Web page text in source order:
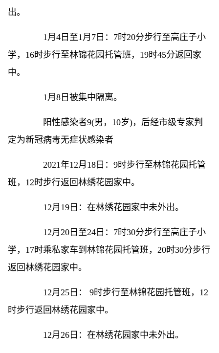
出。
1月4日至1月7日：7时20分步行至高庄子小
学，16时步行至林锦花园托管班，19时45分返回家
中。
1月8日被集中隔离。
阳性感染者9(男，10岁)，后经市级专家判
定为新冠病毒无症状感染者
2021年12月18日：9时步行至林锦花园托管
班，12时步行返回林绣花园家中。
12月19日：在林绣花园家中未外出。
12月20日至24日：7时30分步行至高庄子小
学，17时乘私家车到林锦花园托管班，20时30分步行
返回林绣花园家中。
12月25日： 9时步行至林锦花园托管班，12
时步行返回林绣花园家中。
12月26日：在林绣花园家中未外出。